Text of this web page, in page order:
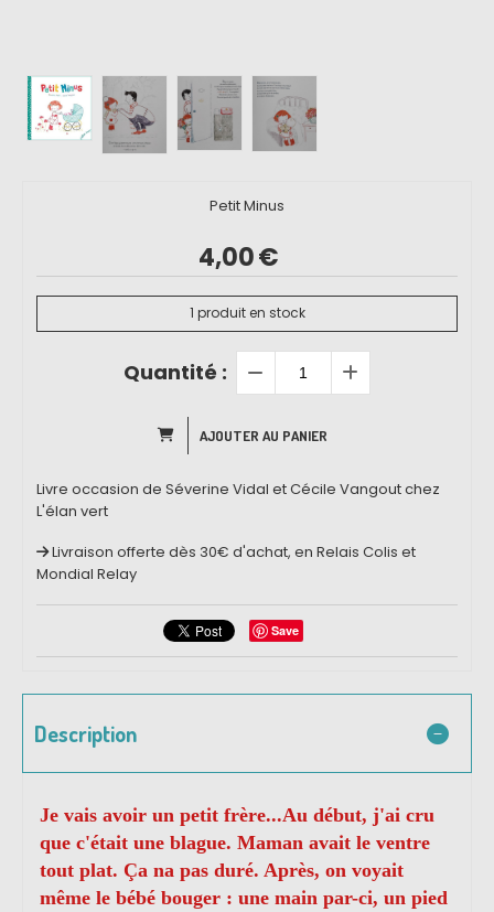
Petit Minus
4,00€
1 produit en stock
Quantité :
AJOUTER AU PANIER
Livre occasion de Séverine Vidal et Cécile Vangout chez
L'élan vert
Livraison offerte dès 30€ d'achat, en Relais Colis et
Mondial Relay
Save
Description
Je vais avoir un petit frère...Au début, j'ai cru
que c'était une blague. Maman avait le ventre
tout plat. Ça na pas duré. Après, on voyait
même le bébé bouger : une main par-ci, un pied